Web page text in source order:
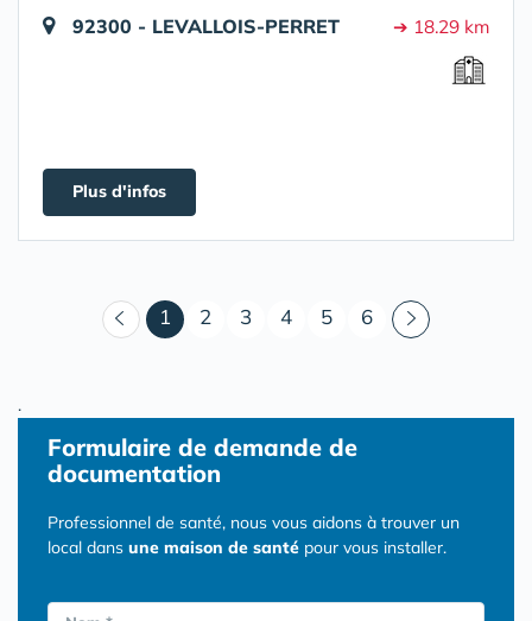
92300 - LEVALLOIS-PERRET ➔ 18.29 km
Plus d'infos
1 (courant)
2 3 4 5 6
.
Formulaire de demande de
documentation
Professionnel de santé, nous vous aidons à trouver un
local dans une maison de santé pour vous installer.